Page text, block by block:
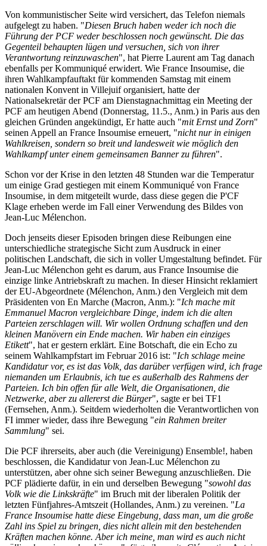
Von kommunistischer Seite wird versichert, das Telefon niemals
aufgelegt zu haben. "Diesen Bruch haben weder ich noch die
Führung der PCF weder beschlossen noch gewünscht. Die das
Gegenteil behaupten lügen und versuchen, sich von ihrer
Verantwortung reinzuwaschen", hat Pierre Laurent am Tag danach
ebenfalls per Kommuniqué erwidert. Wie France Insoumise, die
ihren Wahlkampfauftakt für kommenden Samstag mit einem
nationalen Konvent in Villejuif organisiert, hatte der
Nationalsekretär der PCF am Dienstagnachmittag ein Meeting der
PCF am heutigen Abend (Donnerstag, 11.5., Anm.) in Paris aus den
gleichen Gründen angekündigt, Er hatte auch "mit Ernst und Zorn"
seinen Appell an France Insoumise erneuert, "nicht nur in einigen
Wahlkreisen, sondern so breit und landesweit wie möglich den
Wahlkampf unter einem gemeinsamen Banner zu führen".
Schon vor der Krise in den letzten 48 Stunden war die Temperatur
um einige Grad gestiegen mit einem Kommuniqué von France
Insoumise, in dem mitgeteilt wurde, dass diese gegen die P'CF
Klage erheben werde im Fall einer Verwendung des Bildes von
Jean-Luc Mélenchon.
Doch jenseits dieser Episoden bringen diese Reibungen eine
unterschiedliche strategische Sicht zum Ausdruck in einer
politischen Landschaft, die sich in voller Umgestaltung befindet. Für
Jean-Luc Mélenchon geht es darum, aus France Insoumise die
einzige linke Antriebskraft zu machen. In dieser Hinsicht reklamiert
der EU-Abgeordnete (Mélenchon, Anm.) den Vergleich mit dem
Präsidenten von En Marche (Macron, Anm.): "Ich mache mit
Emmanuel Macron vergleichbare Dinge, indem ich die alten
Parteien zerschlagen will. Wir wollen Ordnung schaffen und den
kleinen Manövern ein Ende machen. Wir haben ein einziges
Etikett", hat er gestern erklärt. Eine Botschaft, die ein Echo zu
seinem Wahlkampfstart im Februar 2016 ist: "Ich schlage meine
Kandidatur vor, es ist das Volk, das darüber verfügen wird, ich frage
niemanden um Erlaubnis, ich tue es außerhalb des Rahmens der
Parteien. Ich bin offen für alle Welt, die Organisationen, die
Netzwerke, aber zu allererst die Bürger", sagte er bei TF1
(Fernsehen, Anm.). Seitdem wiederholten die Verantwortlichen von
FI immer wieder, dass ihre Bewegung "ein Rahmen breiter
Sammlung" sei.
Die PCF ihrerseits, aber auch (die Vereinigung) Ensemble!, haben
beschlossen, die Kandidatur von Jean-Luc Mélenchon zu
unterstützen, aber ohne sich seiner Bewegung anzuschließen. Die
PCF plädierte dafür, in ein und derselben Bewegung "sowohl das
Volk wie die Linkskräfte" im Bruch mit der liberalen Politik der
letzten Fünfjahres-Amtszeit (Hollandes, Anm.) zu vereinen. "La
France Insoumise hatte diese Eingebung, dass man, um die große
Zahl ins Spiel zu bringen, dies nicht allein mit den bestehenden
Kräften machen könne. Aber ich meine, man wird es auch nicht